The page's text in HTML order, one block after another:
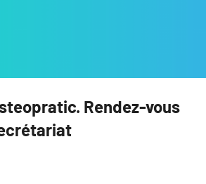
Rendez-vous